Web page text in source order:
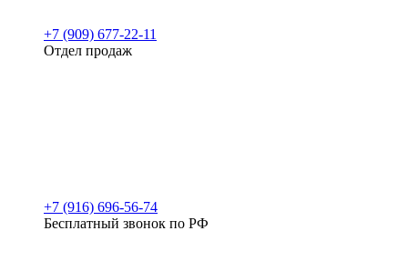
+7 (909) 677-22-11
Отдел продаж
+7 (916) 696-56-74
Бесплатный звонок по РФ